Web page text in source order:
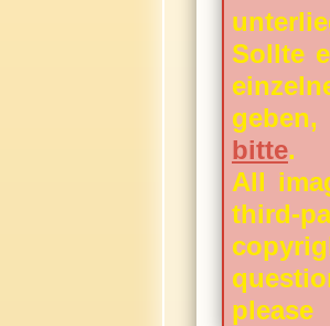
Sollte
geben,
bitte.
All
third-
please